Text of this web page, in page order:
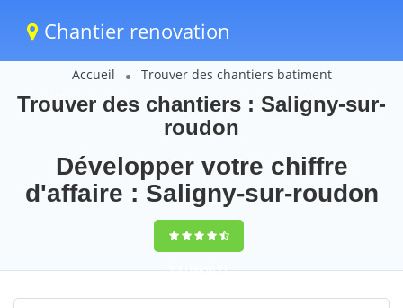
Chantier renovation
Accueil Trouver des chantiers batiment
Trouver des chantiers : Saligny-sur-
roudon
Développer votre chiffre
d'affaire : Saligny-sur-roudon
9,5(100%)71
votes